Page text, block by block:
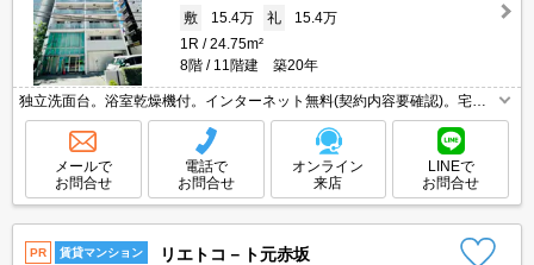
敷
15.4万 礼
15.4万
1R
24.75m²
8階
11階建 築20年
独立洗面台。浴室乾燥機付。インターネット無料(契約内容要確認)。宅配
ボックスあり。清掃費44,880円。エアコン洗浄代19,250円。
メールで
お問合せ
電話で
お問合せ
オンライン
来店
LINEで
お問合せ
PR 賃貸マンション リエトコ－ト元赤坂